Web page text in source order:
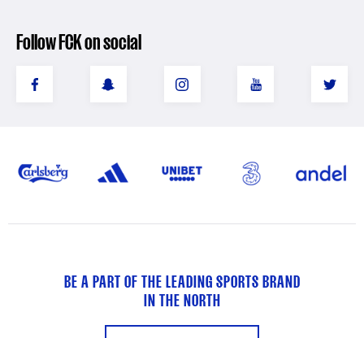
Follow FCK on social
BE A PART OF THE LEADING SPORTS BRAND
IN THE NORTH